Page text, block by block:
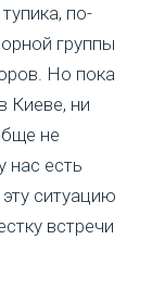
по-
группы
Но пока
Киеве, ни
не
нас есть
ситуацию
встречи